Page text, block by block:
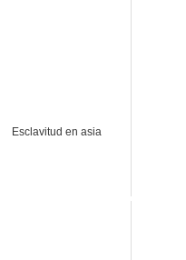
Esclavitud en asia